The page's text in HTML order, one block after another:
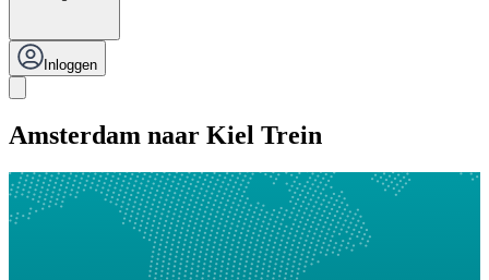
Inloggen
Amsterdam naar Kiel Trein